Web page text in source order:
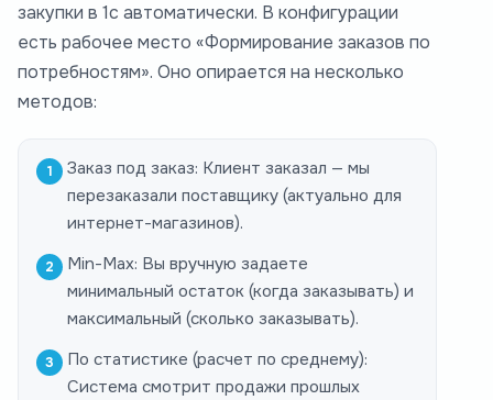
закупки в 1с автоматически. В конфигурации
есть рабочее место «Формирование заказов по
потребностям». Оно опирается на несколько
методов:
Заказ под заказ: Клиент заказал — мы
перезаказали поставщику (актуально для
интернет-магазинов).
Min-Max: Вы вручную задаете
минимальный остаток (когда заказывать) и
максимальный (сколько заказывать).
По статистике (расчет по среднему):
Система смотрит продажи прошлых